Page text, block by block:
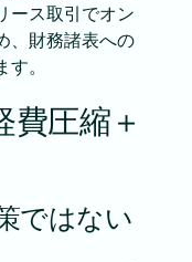
ース取引でオン
、財務諸表への
。
費圧縮＋
ではない